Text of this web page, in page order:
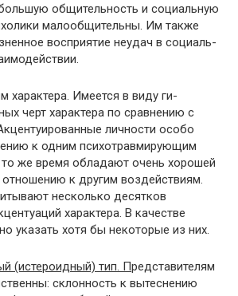
общительность и социальную
малообщительны. Им также
восприятие неудач в социаль­
характера. Имеется в виду ги­
черт характера по сравнению с
личности особо
к одним психотравмирующим
же время обладают очень хорошей
к другим воздействиям.
несколько десятков
характера. В качестве
указать хотя бы некоторые из них.
(истероидный) тип. Представи­телям
склонность к вытесне­нию